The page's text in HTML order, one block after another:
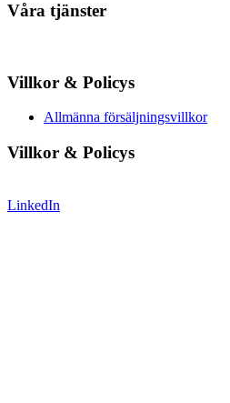
Våra tjänster
Villkor & Policys
Allmänna försäljningsvillkor
Villkor & Policys
LinkedIn